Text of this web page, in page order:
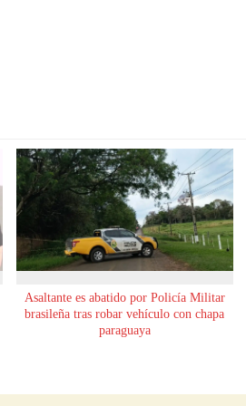
Asaltante es abatido por Policía Militar
brasileña tras robar vehículo con chapa
paraguaya